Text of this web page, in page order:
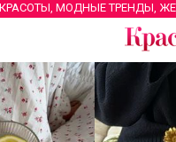
МОДНЫЕ ТРЕНДЫ,